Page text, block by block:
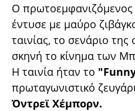
Ο πρωτοεμφανιζόμενος
έντυσε με μαύρο
ταινίας, το σενάριο της
σκηνή το κίνημα των
Η ταινία ήταν το
πρωταγωνιστικό
Όντρεϊ Χέμπορν.